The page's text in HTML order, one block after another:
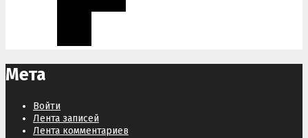
Мета
Войти
Лента записей
Лента комментариев